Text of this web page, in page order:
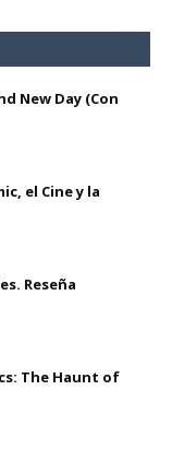
New Day (Con
el Cine y la
Reseña
The Haunt of